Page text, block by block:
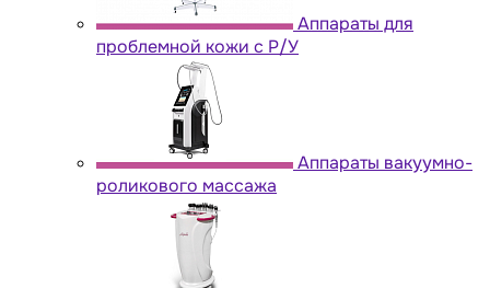
Аппараты для
проблемной кожи с Р/У
Аппараты вакуумно-
роликового массажа